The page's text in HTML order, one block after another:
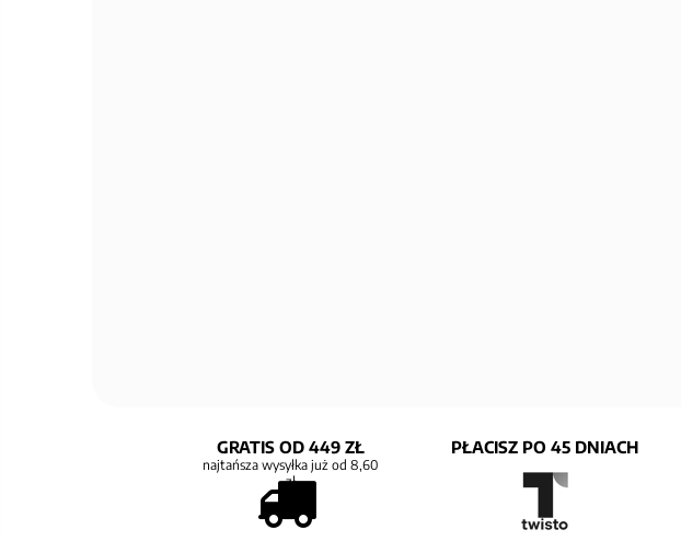
GRATIS OD 449 ZŁ
najtańsza wysyłka już od 8,60
zł
PŁACISZ PO 45 DNIACH